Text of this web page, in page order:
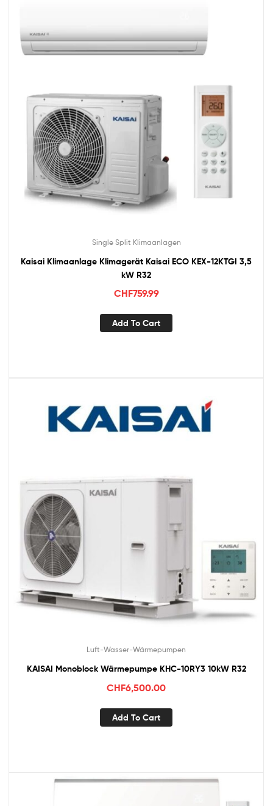
Single Split Klimaanlagen
Kaisai Klimaanlage Klimagerät Kaisai ECO KEX-12KTGI 3,5
kW R32
CHF759.99
Add To Cart
Luft-Wasser-Wärmepumpen
KAISAI Monoblock Wärmepumpe KHC-10RY3 10kW R32
CHF6,500.00
Add To Cart